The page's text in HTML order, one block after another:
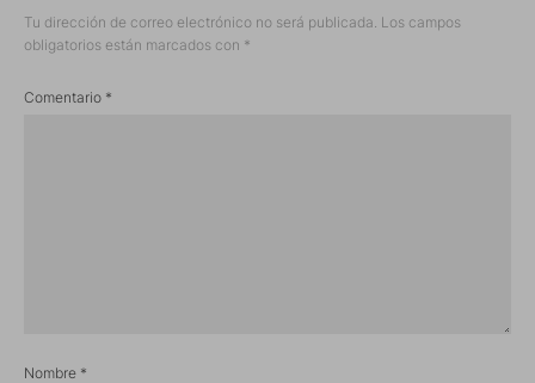
Tu dirección de correo electrónico no será publicada. Los campos
obligatorios están marcados con *
Comentario *
Nombre *